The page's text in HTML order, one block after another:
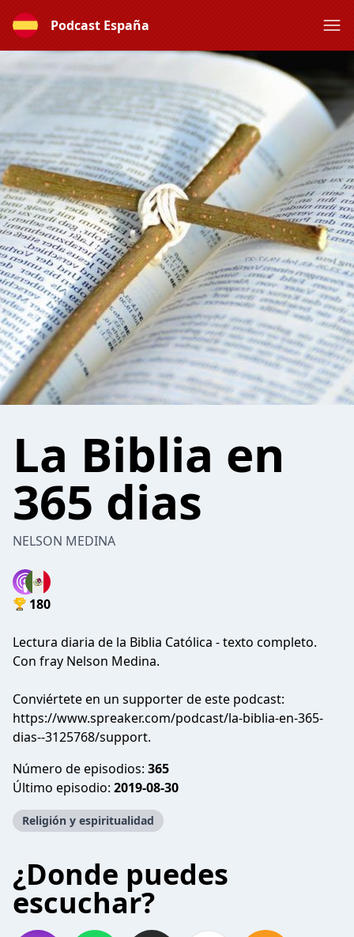
Podcast España
La Biblia en
365 dias
NELSON MEDINA
180
Lectura diaria de la Biblia Católica - texto completo.
Con fray Nelson Medina.
Conviértete en un supporter de este podcast:
https://www.spreaker.com/podcast/la-biblia-en-365-
dias--3125768/support.
Número de episodios: 365
Último episodio: 2019-08-30
Religión y espiritualidad
¿Donde puedes
escuchar?